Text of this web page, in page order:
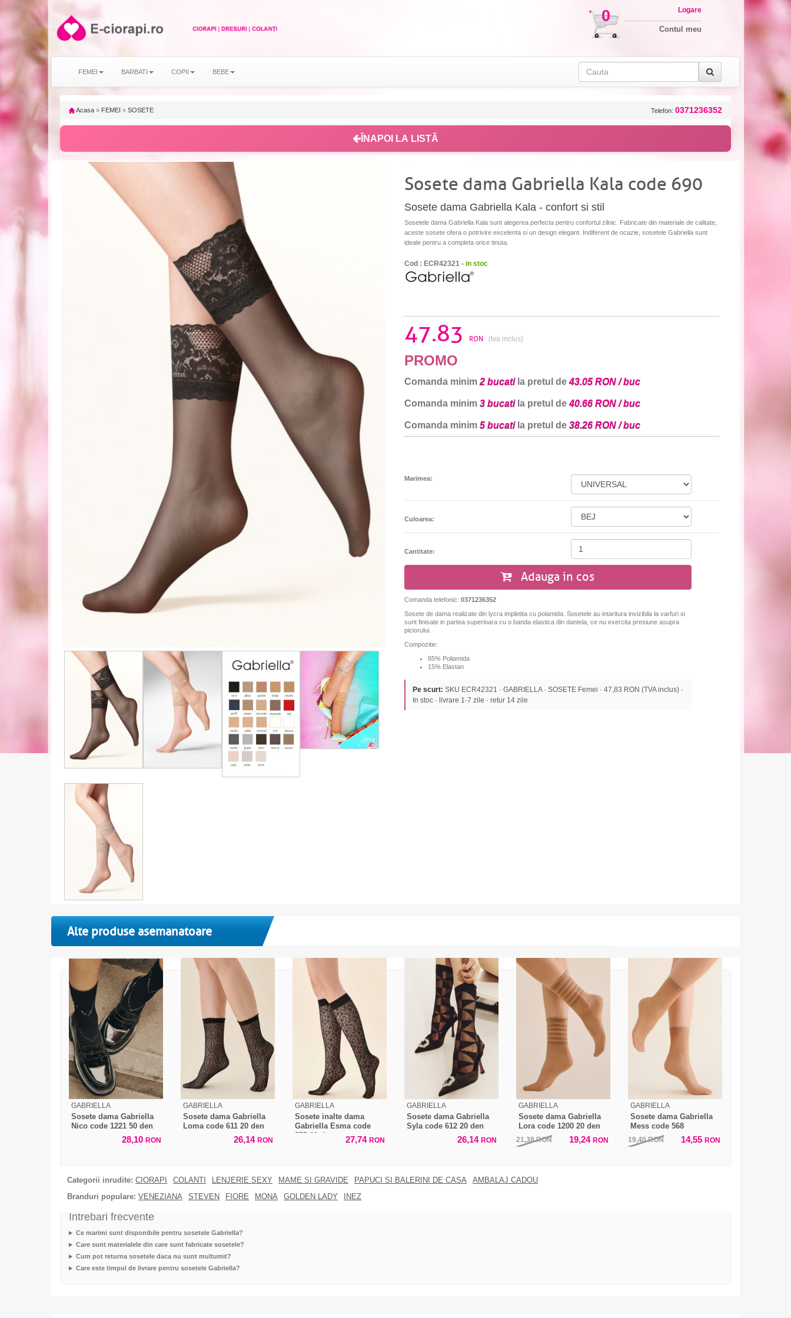
0 Logare
Contul meu
FEMEI BARBATI COPII BEBE
Acasa » FEMEI » SOSETE Telefon: 0371236352
ÎNAPOI LA LISTĂ
Sosete dama Gabriella Kala code 690
Sosete dama Gabriella Kala - confort si stil
Sosetele dama Gabriella Kala sunt alegerea perfecta pentru confortul zilnic. Fabricate din materiale de calitate,
aceste sosete ofera o potrivire excelenta si un design elegant. Indiferent de ocazie, sosetele Gabriella sunt
ideale pentru a completa orice tinuta.
Cod : ECR42321 - in stoc
47.83 RON (tva inclus)
PROMO
Comanda minim 2 bucatila pretul de43.05 RON / buc
Comanda minim 3 bucatila pretul de40.66 RON / buc
Comanda minim 5 bucatila pretul de 38.26 RON / buc
Marimea:
Culoarea:
Cantitate:
Adauga in cos
Comanda telefonic: 0371236352
Sosete de dama realizate din lycra impletita cu polamida. Sosetele au intaritura invizibila la varfuri si
sunt finisate in partea superioara cu o banda elastica din dantela, ce nu exercita presiune asupra
piciorului.
Compozitie:
85% Poliamida
15% Elastan
Pe scurt: SKU ECR42321 · GABRIELLA · SOSETE Femei · 47,83 RON (TVA inclus) ·
In stoc · livrare 1-7 zile · retur 14 zile
Alte produse asemanatoare
GABRIELLA
Sosete dama Gabriella
Nico code 1221 50 den
28,10 RON
GABRIELLA
Sosete dama Gabriella
Loma code 611 20 den
26,14 RON
GABRIELLA
Sosete inalte dama
Gabriella Esma code
575 20 den
27,74 RON
GABRIELLA
Sosete dama Gabriella
Syla code 612 20 den
26,14 RON
GABRIELLA
Sosete dama Gabriella
Lora code 1200 20 den
21,38RON 19,24 RON
GABRIELLA
Sosete dama Gabriella
Mess code 568
19,40RON 14,55 RON
Categorii inrudite: CIORAPI COLANTI LENJERIE SEXY MAME SI GRAVIDE PAPUCI SI BALERINI DE CASA
AMBALAJ CADOU
Branduri populare: VENEZIANA STEVEN FIORE MONA GOLDEN LADY INEZ
Intrebari frecvente
Ce marimi sunt disponibile pentru sosetele Gabriella?
Care sunt materialele din care sunt fabricate sosetele?
Cum pot returna sosetele daca nu sunt multumit?
Care este timpul de livrare pentru sosetele Gabriella?